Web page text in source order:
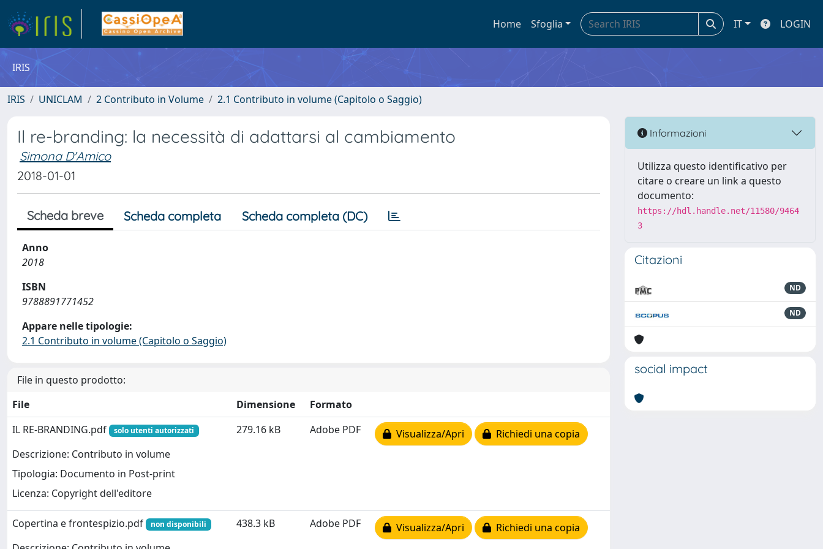
Home Sfoglia IT LOGIN
IRIS
IRIS UNICLAM 2 Contributo in Volume 2.1 Contributo in volume (Capitolo o Saggio)
Il re-branding: la necessità di adattarsi al cambiamento
Simona D'Amico
2018-01-01
Scheda breve Scheda completa Scheda completa (DC)
Anno
2018
ISBN
9788891771452
Appare nelle tipologie:
2.1 Contributo in volume (Capitolo o Saggio)
File in questo prodotto:
File
Dimensione
Formato
IL RE-BRANDING.pdf
solo utenti autorizzati
Descrizione: Contributo in volume
Tipologia: Documento in Post-print
Licenza: Copyright dell'editore
279.16 kB Adobe PDF Visualizza/Apri Richiedi una copia
Copertina e frontespizio.pdf non disponibili 438.3 kB Adobe PDF Visualizza/Apri Richiedi una copia
Informazioni
Utilizza questo identificativo per
citare o creare un link a questo
documento:
https://hdl.handle.net/11580/9464
3
Citazioni
ND
ND
social impact